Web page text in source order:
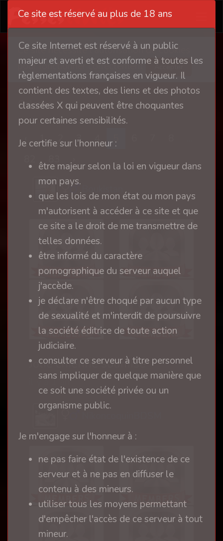
Ce site nécessite l'autorisation de cookies
pour fonctionner correctement
Accepter
Galeries
‹ 1 2 3 4 5
Boukistan
Jolie chienne soumise
il y a 1 an
Ce site est réservé au plus de 18 ans
Ce site Internet est réservé à un public
majeur et averti et est conforme à toutes les
règlementations françaises en vigueur. Il
contient des textes, des liens et des photos
classées X qui peuvent être choquantes
pour certaines sensibilités.
Je certifie sur l’honneur :
être majeur selon la loi en vigueur dans
mon pays.
que les lois de mon état ou mon pays
m'autorisent à accéder à ce site et que
ce site a le droit de me transmettre de
telles données.
être informé du caractère
pornographique du serveur auquel
j'accède.
je déclare n'être choqué par aucun type
de sexualité et m'interdit de poursuivre
la société éditrice de toute action
judiciaire.
consulter ce serveur à titre personnel
sans impliquer de quelque manière que
ce soit une société privée ou un
organisme public.
Je m'engage sur l'honneur à :
ne pas faire état de l'existence de ce
serveur et à ne pas en diffuser le
contenu à des mineurs.
utiliser tous les moyens permettant
d'empêcher l'accès de ce serveur à tout
mineur.